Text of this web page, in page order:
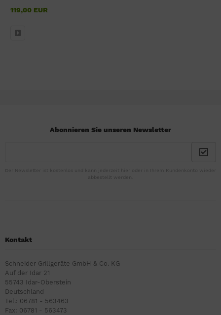
119,00 EUR
Abonnieren Sie unseren Newsletter
Der Newsletter ist kostenlos und kann jederzeit hier oder in Ihrem Kundenkonto wieder
abbestellt werden.
Kontakt
Schneider Grillgeräte GmbH & Co. KG
Auf der Idar 21
55743 Idar-Oberstein
Deutschland
Tel.: 06781 - 563463
Fax: 06781 - 563473